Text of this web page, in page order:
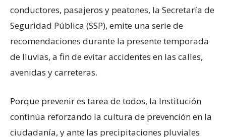
conductores, pasajeros y peatones, la Secretaría de
Seguridad Pública (SSP), emite una serie de
recomendaciones durante la presente temporada
de lluvias, a fin de evitar accidentes en las calles,
avenidas y carreteras.
Porque prevenir es tarea de todos, la Institución
continúa reforzando la cultura de prevención en la
ciudadanía, y ante las precipitaciones pluviales